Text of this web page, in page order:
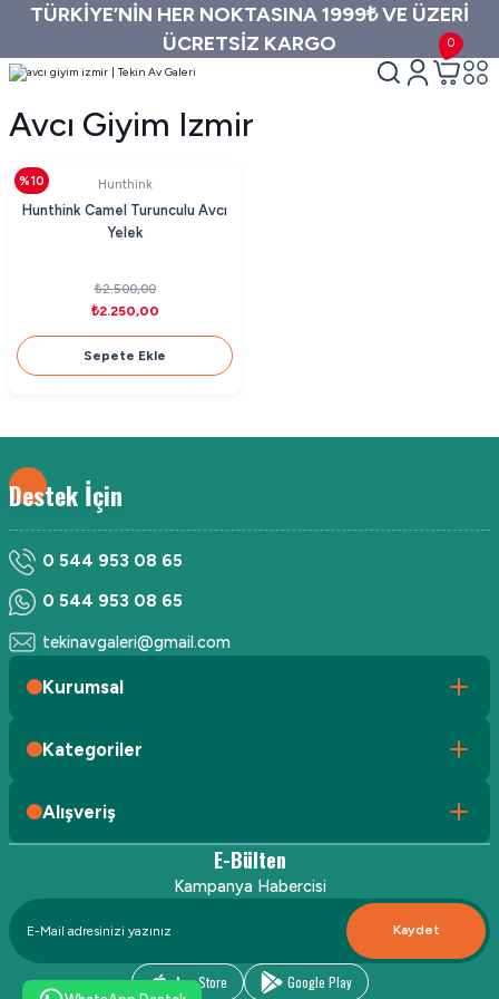
TÜRKİYE’NİN HER NOKTASINA 1999₺ VE ÜZERİ
ÜCRETSİZ KARGO
0
Avcı Giyim Izmir
%10 Hunthink
Hunthink Camel Turunculu Avcı
Yelek
₺2.500,00
₺2.250,00
Sepete Ekle
Destek İçin
0 544 953 08 65
0 544 953 08 65
tekinavgaleri@gmail.com
Kurumsal
Kategoriler
Alışveriş
E-Bülten
Kampanya Habercisi
Kaydet
App Store Google Play